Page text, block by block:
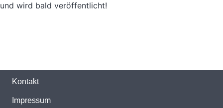
und wird bald veröffentlicht!
Kontakt
Impressum